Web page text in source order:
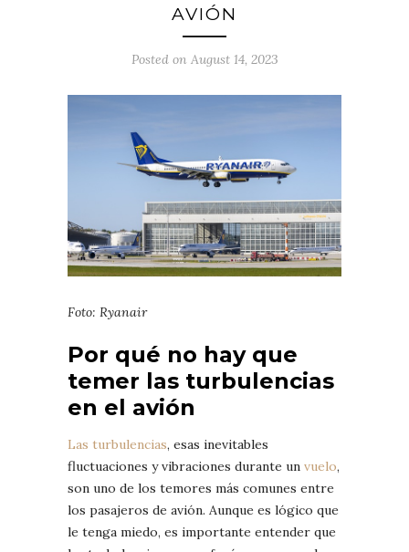
AVIÓN
Posted on August 14, 2023
Foto: Ryanair
Por qué no hay que
temer las turbulencias
en el avión
Las turbulencias, esas inevitables
fluctuaciones y vibraciones durante un vuelo,
son uno de los temores más comunes entre
los pasajeros de avión. Aunque es lógico que
le tenga miedo, es importante entender que